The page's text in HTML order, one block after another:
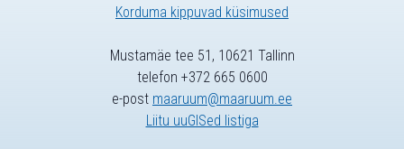
Korduma kippuvad küsimused
Mustamäe tee 51, 10621 Tallinn
telefon +372 665 0600
e-post maaruum@maaruum.ee
Liitu uuGISed listiga